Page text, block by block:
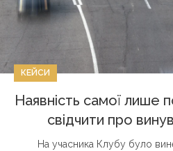
КЕЙСИ
Наявність самої лише
свідчити про
На учасника Клубу було